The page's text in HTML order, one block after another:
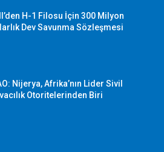
H-1 Filosu İçin 300 Milyon
Dev Savunma Sözleşmesi
Nijerya, Afrika’nın Lider Sivil
Otoritelerinden Biri